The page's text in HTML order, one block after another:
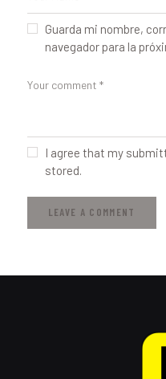
Guarda mi nombre,
navegador para la
I agree that my
stored.